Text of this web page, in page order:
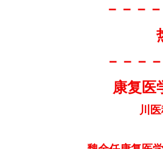
－－－
－－－
康复医
川